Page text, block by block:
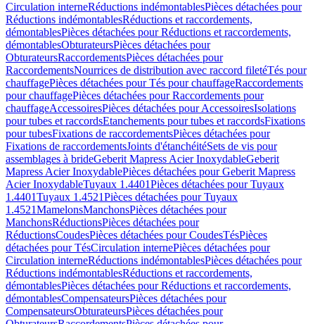
Circulation interneRéductions indémontablesPièces détachées pour
Réductions indémontablesRéductions et raccordements,
démontablesPièces détachées pour Réductions et raccordements,
démontablesObturateursPièces détachées pour
ObturateursRaccordementsPièces détachées pour
RaccordementsNourrices de distribution avec raccord filetéTés pour
chauffagePièces détachées pour Tés pour chauffageRaccordements
pour chauffagePièces détachées pour Raccordements pour
chauffageAccessoiresPièces détachées pour AccessoiresIsolations
pour tubes et raccordsEtanchements pour tubes et raccordsFixations
pour tubesFixations de raccordementsPièces détachées pour
Fixations de raccordementsJoints d'étanchéitéSets de vis pour
assemblages à brideGeberit Mapress Acier InoxydableGeberit
Mapress Acier InoxydablePièces détachées pour Geberit Mapress
Acier InoxydableTuyaux 1.4401Pièces détachées pour Tuyaux
1.4401Tuyaux 1.4521Pièces détachées pour Tuyaux
1.4521MamelonsManchonsPièces détachées pour
ManchonsRéductionsPièces détachées pour
RéductionsCoudesPièces détachées pour CoudesTésPièces
détachées pour TésCirculation internePièces détachées pour
Circulation interneRéductions indémontablesPièces détachées pour
Réductions indémontablesRéductions et raccordements,
démontablesPièces détachées pour Réductions et raccordements,
démontablesCompensateursPièces détachées pour
CompensateursObturateursPièces détachées pour